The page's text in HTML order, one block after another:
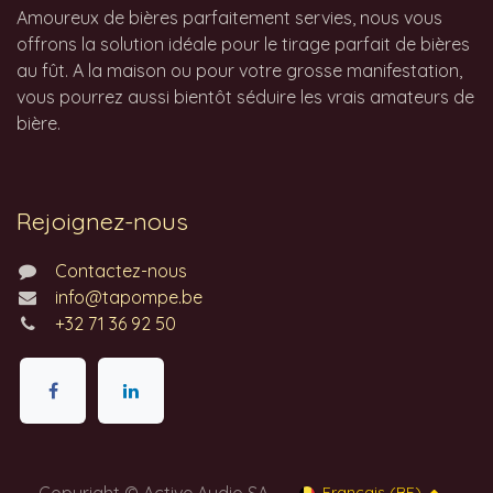
Amoureux de bières parfaitement servies, nous vous
offrons la solution idéale pour le tirage parfait de bières
au fût. A la maison ou pour votre grosse manifestation,
vous pourrez aussi bientôt séduire les vrais amateurs de
bière.
Rejoignez-nous
Contactez-nous
info@tapompe.be
+32 71 36 92 50